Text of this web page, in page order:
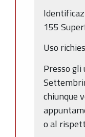
155
Uso
Presso gli
chiunque
o al